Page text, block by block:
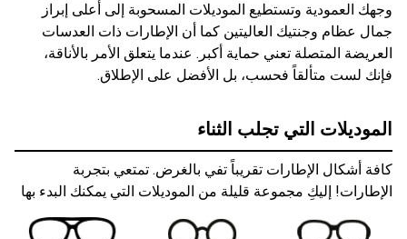
وجهك العمودية وتستطيع الموديلات المسحوبة إلى أعلى إبراز
جمال عظام وجنتيك العاليتين كما أن الإطارات ذات العدسات
العريضة المتصلة تعني حماية أكبر. عندما يتعلق الأمر بالأناقة،
فإنك لست متألقاً فحسب، بل الأفضل على الإطلاق.
الموديلات التي تجلب الثناء
كافة أشكال الإطارات تقريباً تفي بالغرض. تمتعي بتجربة
الإطارات! إليكِ مجموعة قليلة من الموديلات التي يمكنك البدء بها